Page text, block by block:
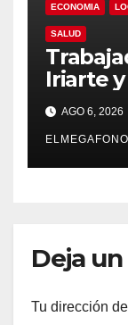
ECONOMIA
SALUD
Iriarte y
pase a
AGO 6, 2026
Deja
Tu dirección